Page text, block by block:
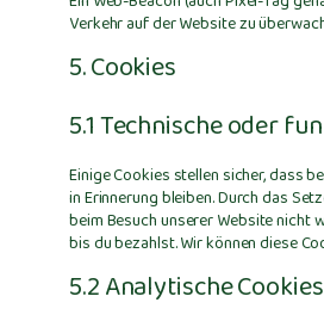
Verkehr auf der Website zu
5. Cookies
5.1 Technische oder
Einige Cookies stellen sicher, dass
in Erinnerung bleiben. Durch das
beim Besuch unserer Website nicht
bis du bezahlst. Wir können diese
5.2 Analytische Cookies